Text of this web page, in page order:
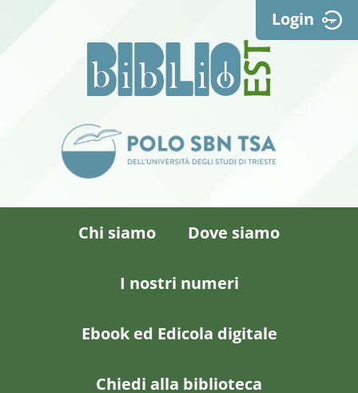
Login
Chi siamo Dove siamo
I nostri numeri
Ebook ed Edicola digitale
Chiedi alla biblioteca